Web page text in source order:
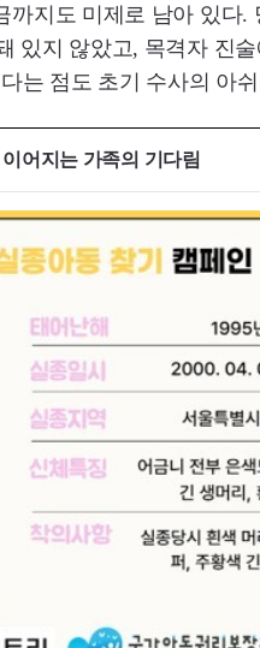
까지도 미제로 남아 있다.
있지 않았고, 목격자 진
는 점도 초기 수사의 아
어지는 가족의 기다림